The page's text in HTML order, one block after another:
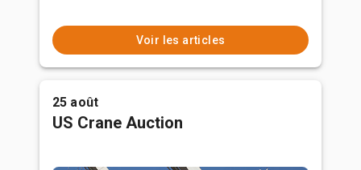
Voir les articles
25 août
US Crane Auction